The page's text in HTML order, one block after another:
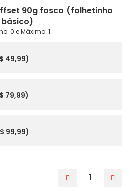
90g fosco (folhetinho
básico)
0 e Máximo: 1
49,99)
79,99)
99,99)